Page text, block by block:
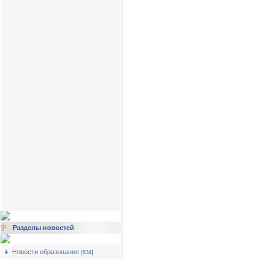
Разделы новостей
Новости образования [634]